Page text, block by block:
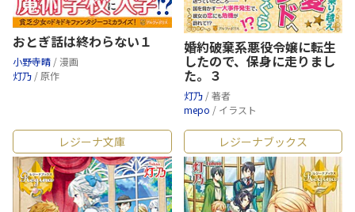
おとぎ話は終わらない１
小野寺晴 / 漫画
灯乃 / 原作
婚約破棄系悪役令嬢に転生
したので、保身に走りまし
た。３
灯乃 / 著者
mepo / イラスト
レジーナ文庫 レジーナブックス